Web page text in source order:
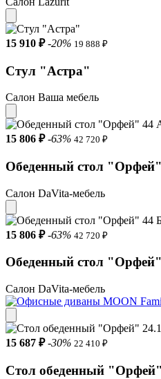
15 910 ₽ -20% 19 888 ₽
Стул "Астра"
Салон Ваша мебель
15 806 ₽ -63% 42 720 ₽
Обеденный стол
Салон DaVita-мебель
15 806 ₽ -63% 42 720 ₽
Обеденный стол
Салон DaVita-мебель
15 687 ₽ -30% 22 410 ₽
Стол обеденный